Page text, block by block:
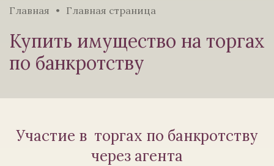
Главная Главная страница
Купить имущество на торгах
по банкротству
Участие в торгах по банкротству
через агента